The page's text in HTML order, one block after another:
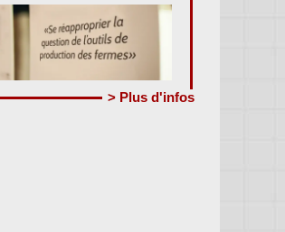
> Plus d'infos